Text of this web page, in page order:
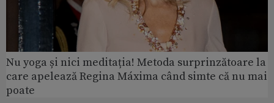
Nu yoga și nici meditația! Metoda surprinzătoare la
care apelează Regina Máxima când simte că nu mai
poate